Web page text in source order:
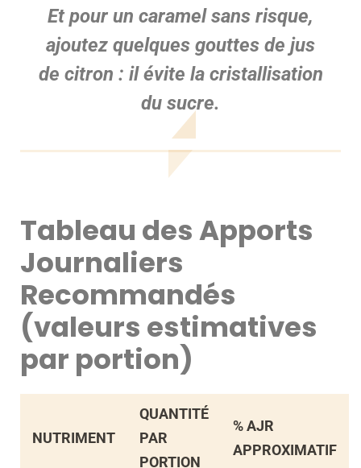
Et pour un caramel sans risque,
ajoutez quelques gouttes de jus
de citron : il évite la cristallisation
du sucre.
Tableau des Apports
Journaliers
Recommandés
(valeurs estimatives
par portion)
NUTRIMENT
QUANTITÉ
PAR
PORTION
% AJR
APPROXIMATIF